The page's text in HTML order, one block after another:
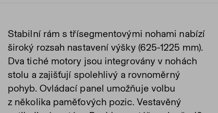
Stabilní rám s třísegmentovými nohami nabízí
široký rozsah nastavení výšky (625-1225 mm).
Dva tiché motory jsou integrovány v nohách
stolu a zajišťují spolehlivý a rovnoměrný
pohyb. Ovládací panel umožňuje volbu
z několika paměťových pozic. Vestavěný